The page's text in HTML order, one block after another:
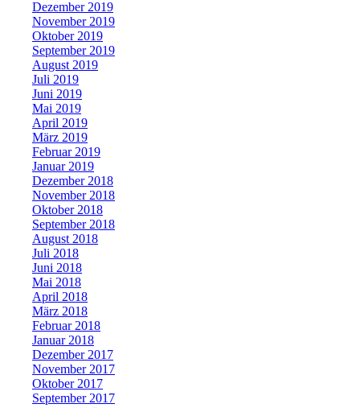
Dezember 2019
November 2019
Oktober 2019
September 2019
August 2019
Juli 2019
Juni 2019
Mai 2019
April 2019
März 2019
Februar 2019
Januar 2019
Dezember 2018
November 2018
Oktober 2018
September 2018
August 2018
Juli 2018
Juni 2018
Mai 2018
April 2018
März 2018
Februar 2018
Januar 2018
Dezember 2017
November 2017
Oktober 2017
September 2017